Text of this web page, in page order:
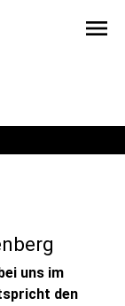
menu
uns im
den